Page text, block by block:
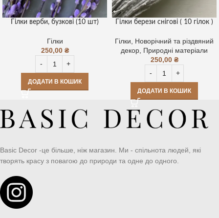
Гілки верби, бузкові (10 шт)
Гілки
250,00 ₴
ДОДАТИ В КОШИК
Гілки берези снігові ( 10 гілок )
Гілки
Новорічний та різдвяний
декор Природні матеріали
250,00 ₴
ДОДАТИ В КОШИК
Basic Decor -це більше, ніж магазин. Ми - спільнота людей, які
творять красу з повагою до природи та одне до одного.